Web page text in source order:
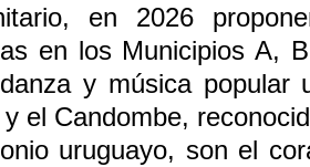
en 2026
en los Municipios A,
y música popular
y el Candombe,
uruguayo, son el